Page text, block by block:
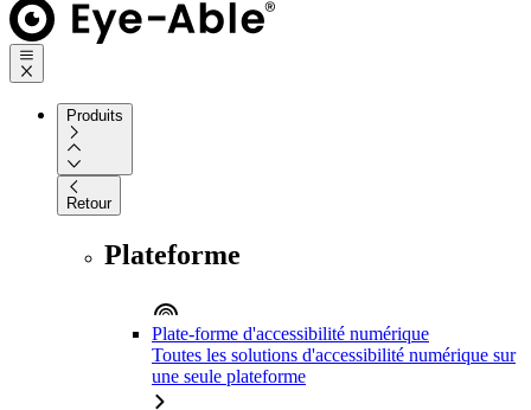
Produits
Retour
Plateforme
Plate-forme d'accessibilité numérique
Toutes les solutions d'accessibilité numérique sur
une seule plateforme